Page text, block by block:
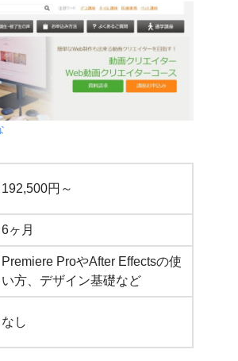
192,500円～
6ヶ月
Premiere ProやAfter Effectsの使
い方、デザイン基礎など
なし